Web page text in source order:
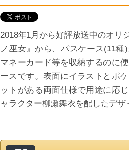
2018年1月から好評放送中のオリ
ノ巫女』から、パスケース(11
マネーカード等を収納するのに
ースです。表面にイラストとポ
ットがある両面仕様で用途に応
ャラクター柳瀬舞衣を配したデザ